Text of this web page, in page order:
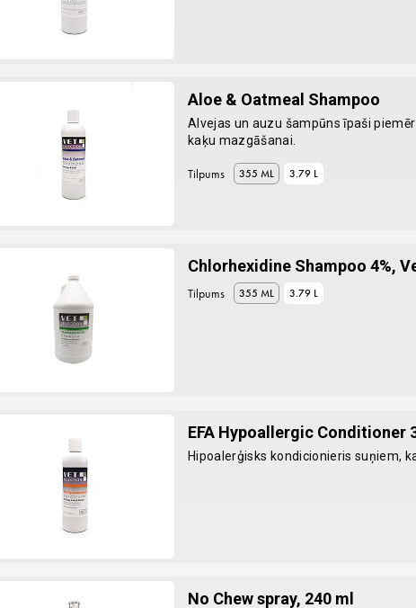
Aloe & Oatmeal Shampoo
Alvejas un auzu šampūns īpaši
kaķu mazgāšanai.
Tilpums 355 ML 3.79 L
Chlorhexidine Shampoo 4%,
Tilpums 355 ML 3.79 L
EFA Hypoallergic Conditioner
Hipoalerģisks kondicionieris suņiem,
No Chew spray, 240 ml